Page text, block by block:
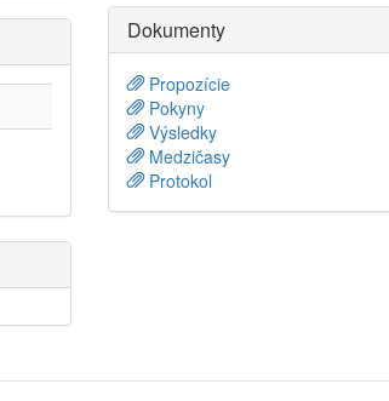
Dokumenty
Propozície
Pokyny
Výsledky
Medzičasy
Protokol